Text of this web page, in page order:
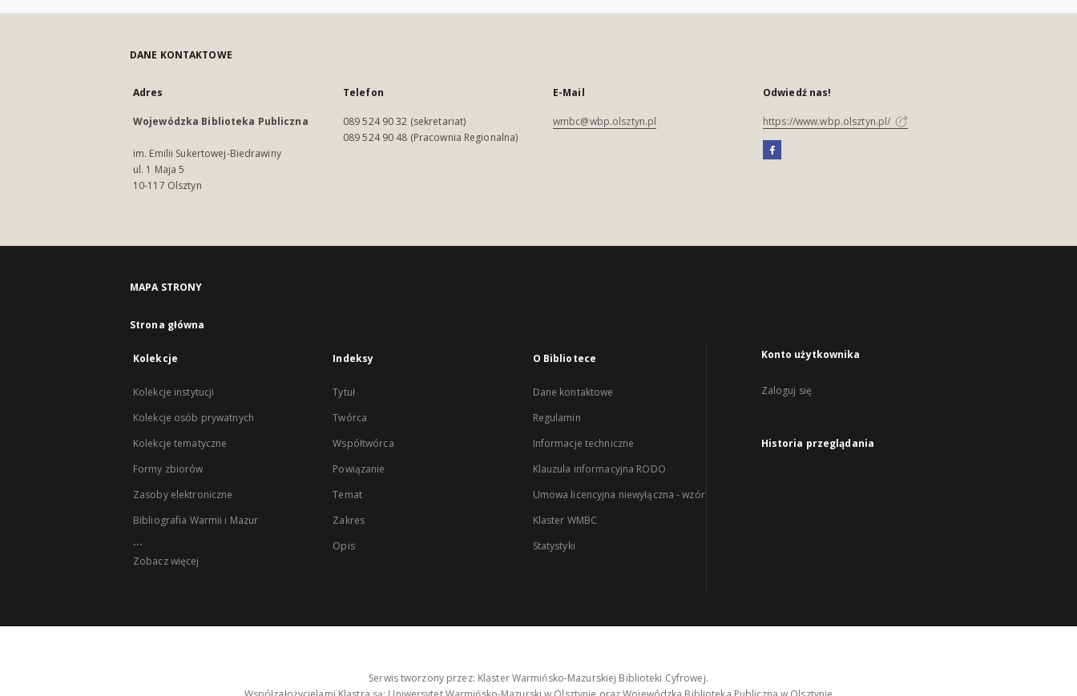
DANE KONTAKTOWE
Adres
Wojewódzka Biblioteka Publiczna
im. Emilii Sukertowej-Biedrawiny
ul. 1 Maja 5
10-117 Olsztyn
Telefon
089 524 90 32 (sekretariat)
089 524 90 48 (Pracownia Regionalna)
E-Mail
wmbc@wbp.olsztyn.pl
Odwiedź nas!
https://www.wbp.olsztyn.pl/
MAPA STRONY
Strona główna
Kolekcje
Kolekcje instytucji
Kolekcje osób prywatnych
Kolekcje tematyczne
Formy zbiorów
Zasoby elektroniczne
Bibliografia Warmii i Mazur
...
Zobacz więcej
Indeksy
Tytuł
Twórca
Współtwórca
Powiązanie
Temat
Zakres
Opis
O Bibliotece
Dane kontaktowe
Regulamin
Informacje techniczne
Klauzula informacyjna RODO
Umowa licencyjna niewyłączna - wzór
Klaster WMBC
Statystyki
Konto użytkownika
Zaloguj się
Historia przeglądania
Serwis tworzony przez: Klaster Warmińsko-Mazurskiej Biblioteki Cyfrowej.